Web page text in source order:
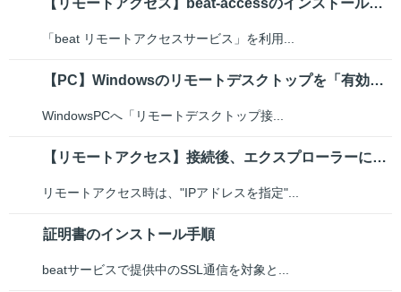
【リモートアクセス】beat-accessのインストール手順
「beat リモートアクセスサービス」を利用...
【PC】Windowsのリモートデスクトップを「有効」にするには
WindowsPCへ「リモートデスクトップ接...
【リモートアクセス】接続後、エクスプローラーに社内のファイルサーバーが表示...
リモートアクセス時は、"IPアドレスを指定"...
証明書のインストール手順
beatサービスで提供中のSSL通信を対象と...